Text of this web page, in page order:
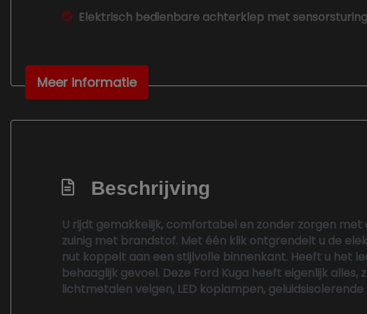
Elektrisch bedienbare achterklep met sensorsturing
Elektrische ramen voor en achter
Extra getint glas achter
Led koplampen
Lichtmetalen velgen 18"
Metaalkleur
Middenarmsteun voor
Meer informatie
Beschrijving
U rijdt gemakkelijk, comfortabel en zonder zorgen met
zuinig met brandstof. Met één klik ontgrendelt u de
nut koppelt aan een stijlvolle binnenkant. Heeft u het
behaaglijk gevoel. Deze Ford Kuga heeft eigenlijk
lichtmetalen velgen, LED koplampen,